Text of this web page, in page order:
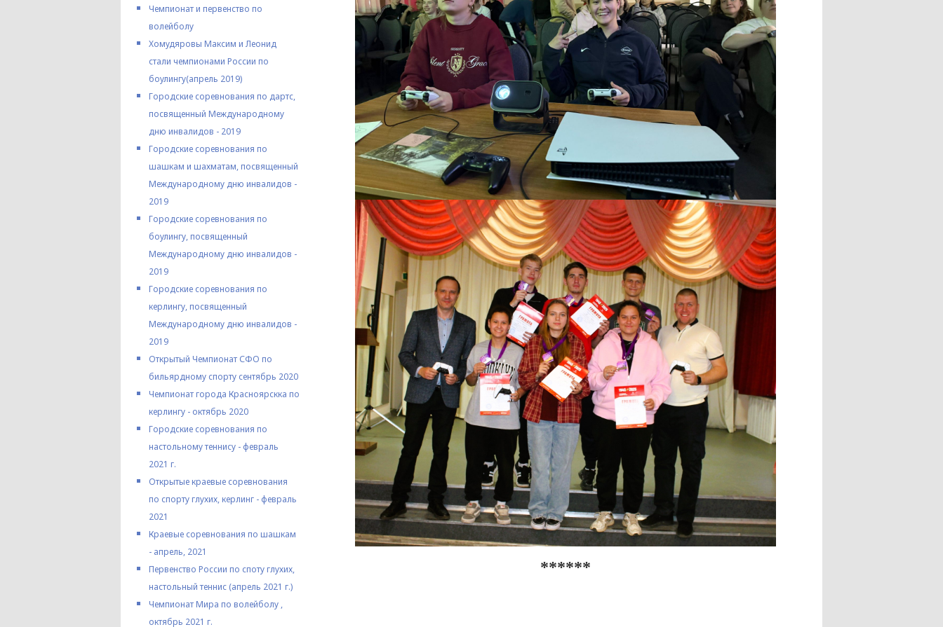
Чемпионат и первенство по
волейболу
Хомудяровы Максим и Леонид
стали чемпионами России по
боулингу(апрель 2019)
Городские соревнования по дартс,
посвященный Международному
дню инвалидов - 2019
Городские соревнования по
шашкам и шахматам, посвященный
Международному дню инвалидов -
2019
Городские соревнования по
боулингу, посвященный
Международному дню инвалидов -
2019
Городские соревнования по
керлингу, посвященный
Международному дню инвалидов -
2019
Открытый Чемпионат СФО по
бильярдному спорту сентябрь 2020
Чемпионат города Красноярскка по
керлингу - октябрь 2020
Городские соревнования по
настольному теннису - февраль
2021 г.
Открытые краевые соревнования
по спорту глухих, керлинг - февраль
2021
Краевые соревнования по шашкам
- апрель, 2021
Первенство России по споту глухих,
настольный теннис (апрель 2021 г.)
Чемпионат Мира по волейболу ,
октябрь 2021 г.
******